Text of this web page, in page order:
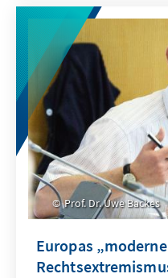
Prof. Dr. Uwe Backes
Europas